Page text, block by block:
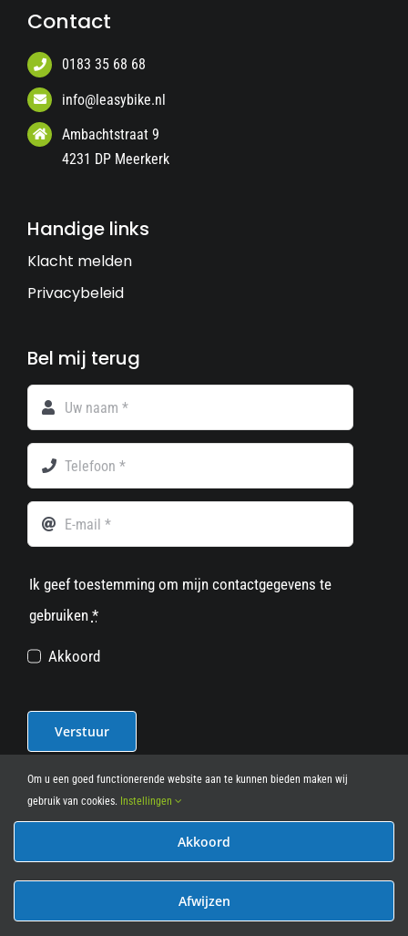
Contact
0183 35 68 68
info@leasybike.nl
Ambachtstraat 9
4231 DP Meerkerk
Handige links
Klacht melden
Privacybeleid
Bel mij terug
Ik geef toestemming om mijn contactgegevens te
gebruiken *
Akkoord
Verstuur
© 2012 - 2026• Leasy Bike • All Rights Reserved • powered
Om u een goed functionerende website aan te kunnen bieden maken wij
gebruik van cookies. Instellingen
Akkoord
Afwijzen